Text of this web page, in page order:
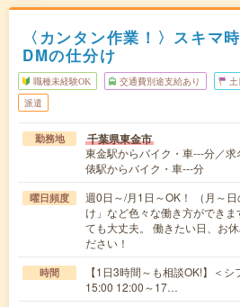
〈カンタン作業！〉スキマ
DMの仕分け
職種未経験OK 交通費別途支給あり 土
派遣
勤務地 千葉県東金市
東金駅からバイク・車---分／
俵駅からバイク・車---分
曜日頻度
週0日～/月1日～OK！ （月～
け」など色々な働き方ができ
ても大丈夫。 働きたい日、お
ださい！
時間
【1日3時間～も相談OK!】＜
15:00 12:00～17…